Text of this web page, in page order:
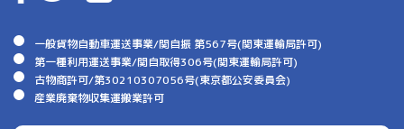
一般貨物自動車運送事業/関自振 第567号(関東運輸局許可)
第一種利用運送事業/関自取得306号(関東運輸局許可)
古物商許可/第30210307056号(東京都公安委員会)
産業廃棄物収集運搬業許可